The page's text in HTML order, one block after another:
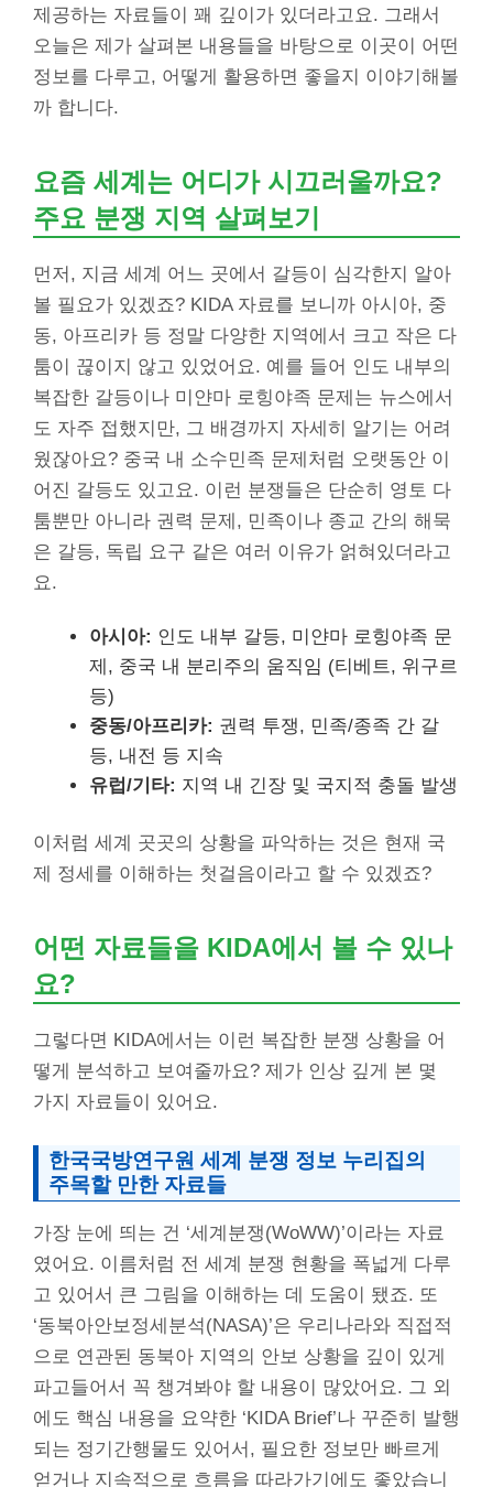
제공하는 자료들이 꽤 깊이가 있더라고요. 그래서
오늘은 제가 살펴본 내용들을 바탕으로 이곳이 어떤
정보를 다루고, 어떻게 활용하면 좋을지 이야기해볼
까 합니다.
요즘 세계는 어디가 시끄러울까요?
주요 분쟁 지역 살펴보기
먼저, 지금 세계 어느 곳에서 갈등이 심각한지 알아
볼 필요가 있겠죠? KIDA 자료를 보니까 아시아, 중
동, 아프리카 등 정말 다양한 지역에서 크고 작은 다
툼이 끊이지 않고 있었어요. 예를 들어 인도 내부의
복잡한 갈등이나 미얀마 로힝야족 문제는 뉴스에서
도 자주 접했지만, 그 배경까지 자세히 알기는 어려
웠잖아요? 중국 내 소수민족 문제처럼 오랫동안 이
어진 갈등도 있고요. 이런 분쟁들은 단순히 영토 다
툼뿐만 아니라 권력 문제, 민족이나 종교 간의 해묵
은 갈등, 독립 요구 같은 여러 이유가 얽혀있더라고
요.
아시아: 인도 내부 갈등, 미얀마 로힝야족 문
제, 중국 내 분리주의 움직임 (티베트, 위구르
등)
중동/아프리카: 권력 투쟁, 민족/종족 간 갈
등, 내전 등 지속
유럽/기타: 지역 내 긴장 및 국지적 충돌 발생
이처럼 세계 곳곳의 상황을 파악하는 것은 현재 국
제 정세를 이해하는 첫걸음이라고 할 수 있겠죠?
어떤 자료들을 KIDA에서 볼 수 있나
요?
그렇다면 KIDA에서는 이런 복잡한 분쟁 상황을 어
떻게 분석하고 보여줄까요? 제가 인상 깊게 본 몇
가지 자료들이 있어요.
한국국방연구원 세계 분쟁 정보 누리집의
주목할 만한 자료들
가장 눈에 띄는 건 ‘세계분쟁(WoWW)’이라는 자료
였어요. 이름처럼 전 세계 분쟁 현황을 폭넓게 다루
고 있어서 큰 그림을 이해하는 데 도움이 됐죠. 또
‘동북아안보정세분석(NASA)’은 우리나라와 직접적
으로 연관된 동북아 지역의 안보 상황을 깊이 있게
파고들어서 꼭 챙겨봐야 할 내용이 많았어요. 그 외
에도 핵심 내용을 요약한 ‘KIDA Brief’나 꾸준히 발행
되는 정기간행물도 있어서, 필요한 정보만 빠르게
얻거나 지속적으로 흐름을 따라가기에도 좋았습니